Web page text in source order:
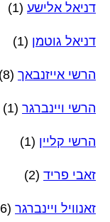
דניאל אלישע (1)
דניאל גוטמן (1)
הרשי אייזנבאך (8)
הרשי ויינברגר (1)
הרשי קליין (1)
זאבי פריד (2)
זאנוויל ויינברגר (36)